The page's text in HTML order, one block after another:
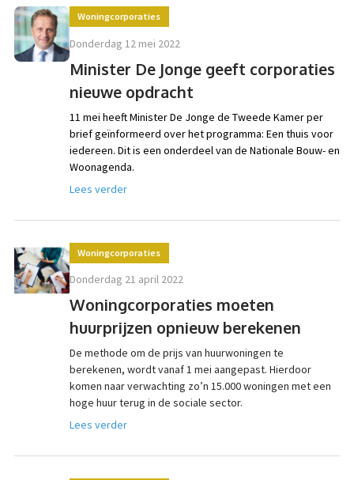
Minister De Jonge geeft corporaties
nieuwe opdracht
Woningcorporaties
donderdag 12 mei 2022
11 mei heeft Minister De Jonge de Tweede Kamer per
brief geïnformeerd over het programma: Een thuis voor
iedereen. Dit is een onderdeel van de Nationale Bouw- en
Woonagenda.
Lees verder
Woningcorporaties moeten
huurprijzen opnieuw berekenen
Woningcorporaties
donderdag 21 april 2022
De methode om de prijs van huurwoningen te
berekenen, wordt vanaf 1 mei aangepast. Hierdoor
komen naar verwachting zo’n 15.000 woningen met een
hoge huur terug in de sociale sector.
Lees verder